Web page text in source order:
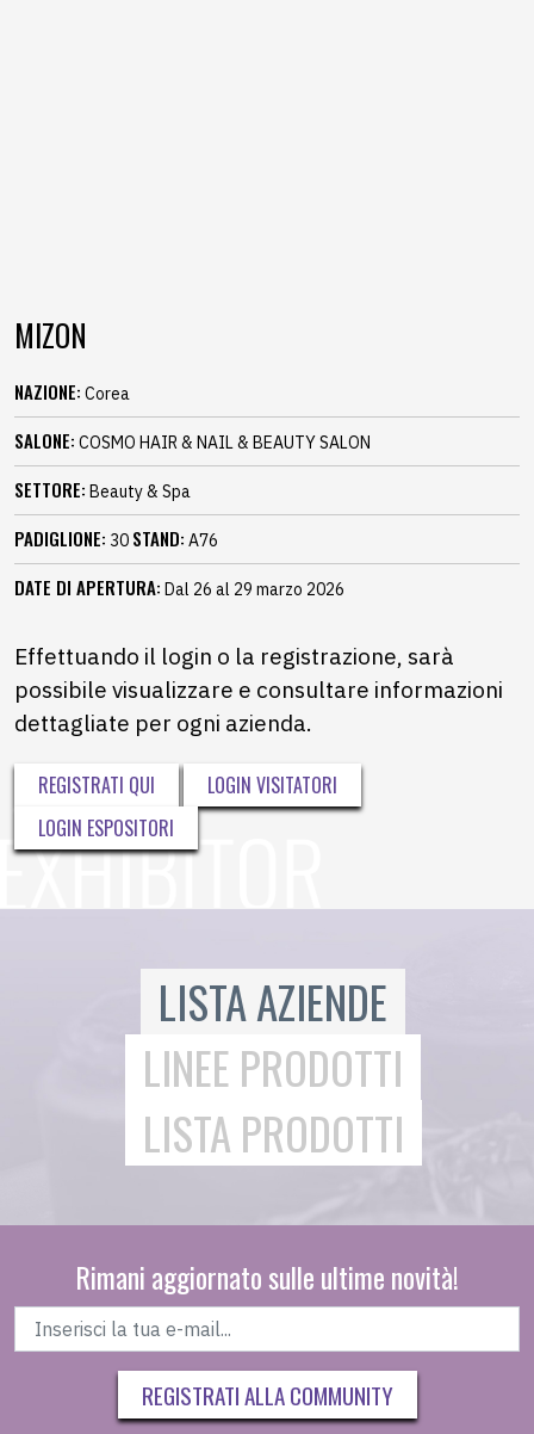
MIZON
NAZIONE: Corea
SALONE: COSMO HAIR & NAIL & BEAUTY SALON
SETTORE: Beauty & Spa
PADIGLIONE: 30 STAND: A76
DATE DI APERTURA: Dal 26 al 29 marzo 2026
Effettuando il login o la registrazione, sarà
possibile visualizzare e consultare informazioni
dettagliate per ogni azienda.
REGISTRATI QUI
LOGIN VISITATORI
LOGIN ESPOSITORI
LISTA AZIENDE
LINEE PRODOTTI
LISTA PRODOTTI
Rimani aggiornato sulle ultime novità!
REGISTRATI ALLA COMMUNITY